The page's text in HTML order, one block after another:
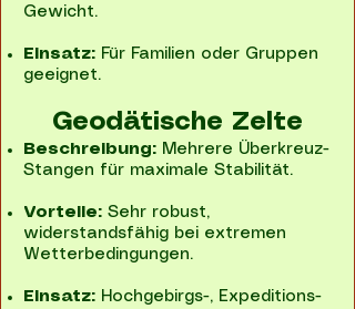
Gewicht.
Einsatz: Für Familien oder Gruppen
geeignet.
Geodätische Zelte
Beschreibung: Mehrere Überkreuz-
Stangen für maximale Stabilität.
Vorteile: Sehr robust,
widerstandsfähig bei extremen
Wetterbedingungen.
Einsatz: Hochgebirgs-, Expeditions-